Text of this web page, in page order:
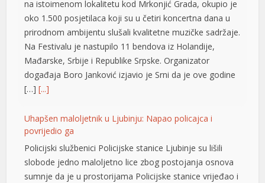
na istoimenom lokalitetu kod Mrkonjić Grada, okupio je
oko 1.500 posjetilaca koji su u četiri koncertna dana u
prirodnom ambijentu slušali kvalitetne muzičke sadržaje.
Na Festivalu je nastupilo 11 bendova iz Holandije,
Mađarske, Srbije i Republike Srpske. Organizator
događaja Boro Јanković izjavio je Srni da je ove godine
[…][...]
Uhapšen maloljetnik u Ljubinju: Napao policajca i
povrijedio ga
Policijski službenici Policijske stanice Ljubinje su lišili
slobode jedno maloljetno lice zbog postojanja osnova
sumnje da je u prostorijama Policijske stanice vrijeđao i